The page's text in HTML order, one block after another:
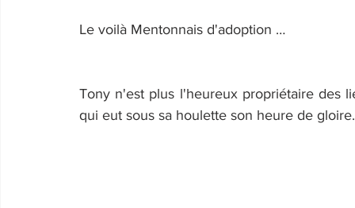
Le voilà Mentonnais d'adoption …
Tony n'est plus l'heureux propriétaire des
qui eut sous sa houlette son heure de gloire.